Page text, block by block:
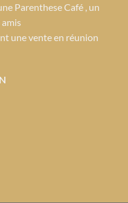
Parenthese Café , un
une vente en réunion